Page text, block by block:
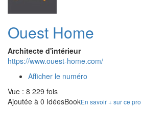
Ouest Home
Architecte d'intérieur
https://www.ouest-home.com/
Afficher le numéro
Vue : 8 229 fois
Ajoutée à 0 IdéesBookEn savoir + sur ce pro